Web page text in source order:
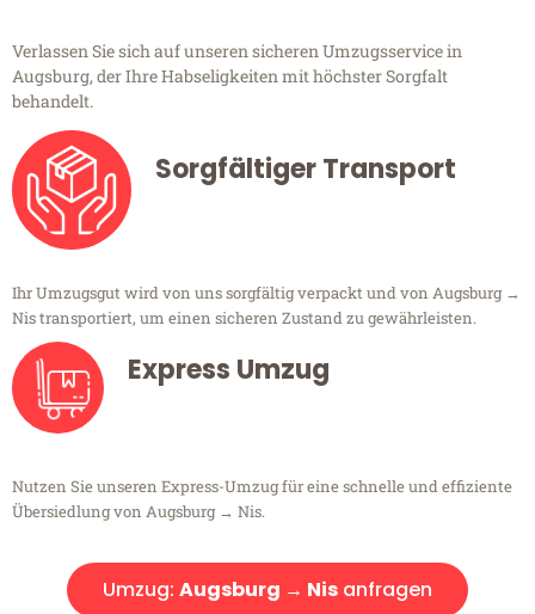
Verlassen Sie sich auf unseren sicheren Umzugsservice in
Augsburg, der Ihre Habseligkeiten mit höchster Sorgfalt
behandelt.
Sorgfältiger Transport
Ihr Umzugsgut wird von uns sorgfältig verpackt und von Augsburg →
Nis transportiert, um einen sicheren Zustand zu gewährleisten.
Express Umzug
Nutzen Sie unseren Express-Umzug für eine schnelle und effiziente
Übersiedlung von Augsburg → Nis.
Umzug: Augsburg → Nis anfragen